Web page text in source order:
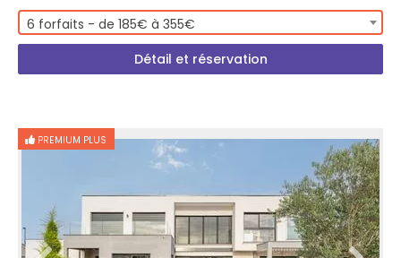
6 forfaits - de 185€ à 355€
Détail et réservation
PREMIUM PLUS